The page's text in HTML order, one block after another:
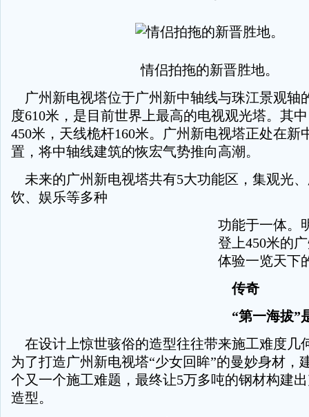
情侣拍拖的新晋胜地。
广州新电视塔位于广州新中轴线与珠江景观轴
度610米，是目前世界上最高的电视观光塔。其
450米，天线桅杆160米。广州新电视塔正处在新
置，将中轴线建筑的恢宏气势推向高潮。
未来的广州新电视塔共有5大功能区，集观光
饮、娱乐等多种
功能于一体。
登上450米的
体验一览天下
传奇
“第一海拔”
在设计上惊世骇俗的造型往往带来施工难度几
为了打造广州新电视塔“少女回眸”的曼妙身材，
个又一个施工难题，最终让5万多吨的钢材构建
造型。